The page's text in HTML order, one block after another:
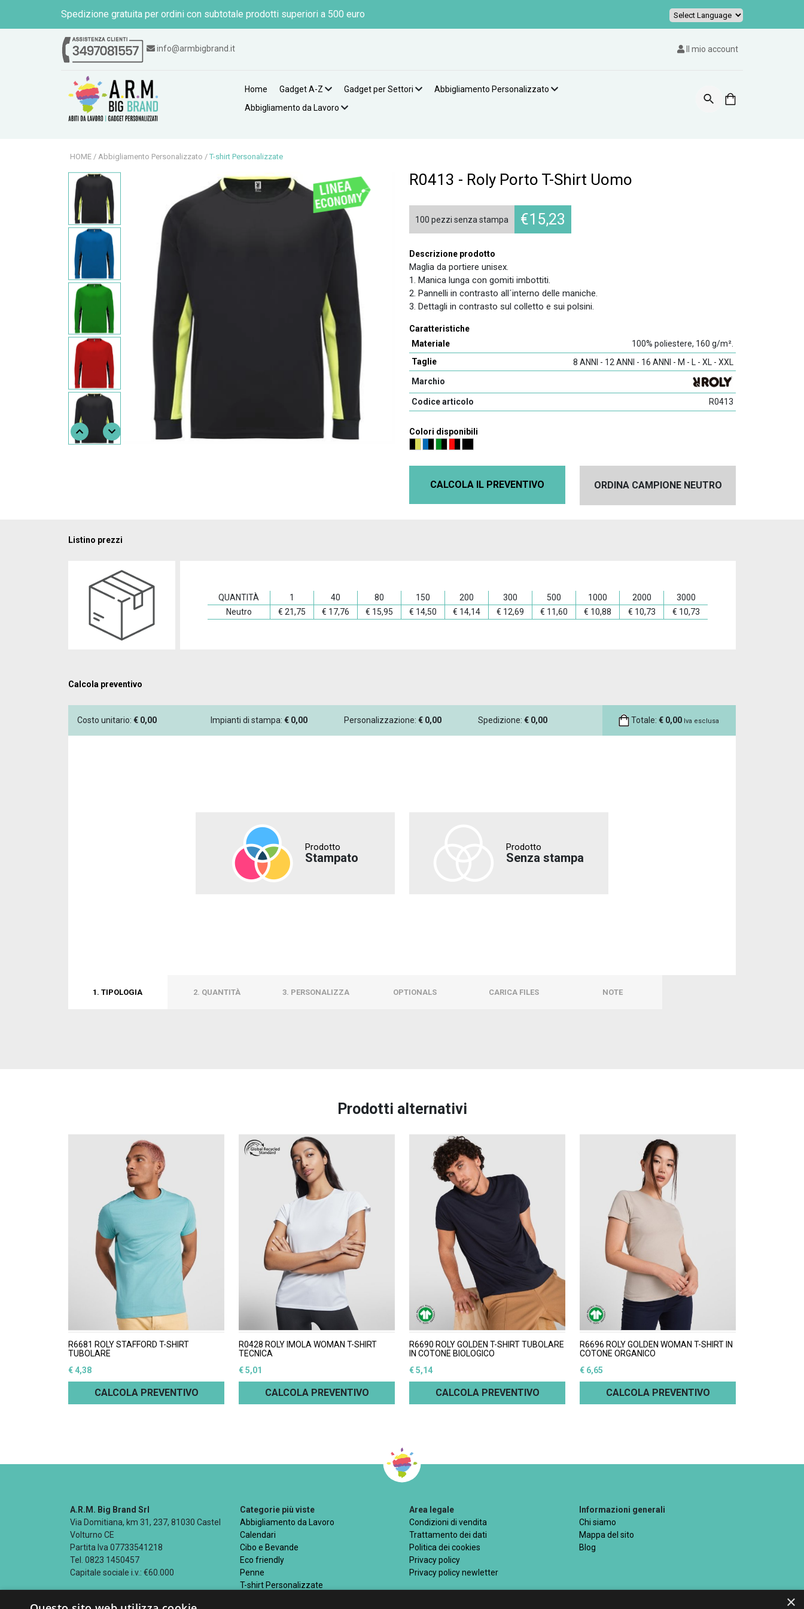
Spedizione gratuita per ordini con subtotale prodotti superiori a 500 euro
Powered by
info@armbigbrand.it Il mio account
Home Gadget A-Z Gadget per Settori
Abbigliamento Personalizzato
Abbigliamento da Lavoro
HOME / Abbigliamento Personalizzato / T-shirt Personalizzate
R0413 - Roly Porto T-Shirt Uomo
100 pezzi senza stampa €15,23
Descrizione prodotto
Maglia da portiere unisex.
1. Manica lunga con gomiti imbottiti.
2. Pannelli in contrasto all´interno delle maniche.
3. Dettagli in contrasto sul colletto e sui polsini.
Caratteristiche
Materiale
100% poliestere, 160 g/m².
Taglie
8 ANNI - 12 ANNI - 16 ANNI - M - L - XL - XXL
Marchio
Codice articolo R0413
Colori disponibili
CALCOLA IL PREVENTIVO ORDINA CAMPIONE NEUTRO
Listino prezzi
QUANTITÀ 1 40 80 150 200 300 500 1000 2000
3000
Neutro
€ 21,75 € 17,76 € 15,95 € 14,50 € 14,14 € 12,69 € 11,60 € 10,88 € 10,73 € 10,73
Calcola preventivo
Costo unitario: € 0,00 Impianti di stampa:€ 0,00 Personalizzazione:€ 0,00 Spedizione: € 0,00 Totale:€ 0,00 Iva esclusa
Prodotto
Stampato
Prodotto
Senza stampa
1. TIPOLOGIA 2. QUANTITÀ 3. PERSONALIZZA OPTIONALS CARICA FILES NOTE
Prodotti alternativi
R6681 ROLY STAFFORD T-SHIRT
TUBOLARE
€ 4,38
CALCOLA PREVENTIVO
R0428 ROLY IMOLA WOMAN T-SHIRT
TECNICA
€ 5,01
CALCOLA PREVENTIVO
R6690 ROLY GOLDEN T-SHIRT TUBOLARE
IN COTONE BIOLOGICO
€ 5,14
CALCOLA PREVENTIVO
R6696 ROLY GOLDEN WOMAN T-SHIRT IN
COTONE ORGANICO
€ 6,65
CALCOLA PREVENTIVO
A.R.M. Big Brand Srl
Via Domitiana, km 31, 237, 81030 Castel
Volturno CE
Partita Iva 07733541218
Tel. 0823 1450457
Capitale sociale i.v.: €60.000
Categorie più viste
Abbigliamento da Lavoro
Calendari
Cibo e Bevande
Eco friendly
Penne
T-shirt Personalizzate
Area legale
Condizioni di vendita
Trattamento dei dati
Politica dei cookies
Privacy policy
Privacy policy newletter
Informazioni generali
Chi siamo
Mappa del sito
Blog
×